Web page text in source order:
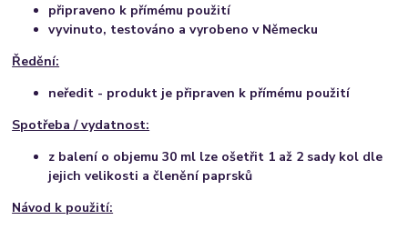
připraveno k přímému použití
vyvinuto, testováno a vyrobeno v Německu
Ředění:
neředit - produkt je připraven k přímému použití
Spotřeba / vydatnost:
z balení o objemu 30 ml lze ošetřit 1 až 2 sady kol dle
jejich velikosti a členění paprsků
Návod k použití: